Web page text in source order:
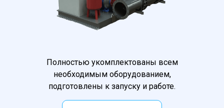
Полностью укомплектованы всем
необходимым оборудованием,
подготовлены к запуску и работе.